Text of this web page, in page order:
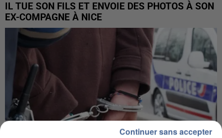
IL TUE SON FILS ET ENVOIE DES PHOTOS À SON
EX-COMPAGNE À NICE
Continuer sans accepter